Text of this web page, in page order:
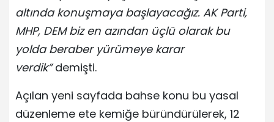
altında konuşmaya başlayacağız. AK Parti,
MHP, DEM biz en azından üçlü olarak bu
yolda beraber yürümeye karar
verdik”demişti.
Açılan yeni sayfada bahse konu bu yasal
düzenleme ete kemiğe büründürülerek, 12